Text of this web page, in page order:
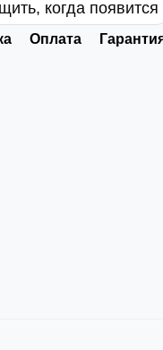
когда появится
Оплата